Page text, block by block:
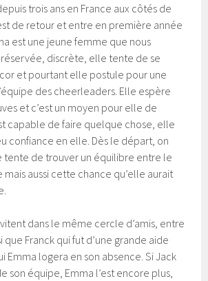
trois ans en France aux côtés de
de retour et entre en première année
est une jeune femme que nous
discrète, elle tente de se
et pourtant elle postule pour une
des cheerleaders. Elle espère
et c’est un moyen pour elle de
capable de faire quelque chose, elle
confiance en elle. Dès le départ, on
tente de trouver un équilibre entre le
mais aussi cette chance qu’elle aurait
dans le même cercle d’amis, entre
que Franck qui fut d’une grande aide
Emma logera en son absence. Si Jack
son équipe, Emma l’est encore plus,